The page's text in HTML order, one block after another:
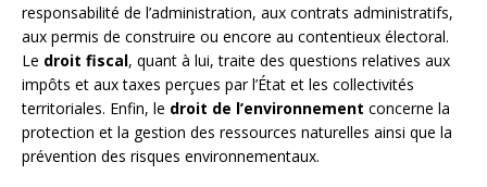
responsabilité de l’administration, aux contrats administratifs,
aux permis de construire ou encore au contentieux électoral.
Le droit fiscal, quant à lui, traite des questions relatives aux
impôts et aux taxes perçues par l’État et les collectivités
territoriales. Enfin, le droit de l’environnement concerne la
protection et la gestion des ressources naturelles ainsi que la
prévention des risques environnementaux.